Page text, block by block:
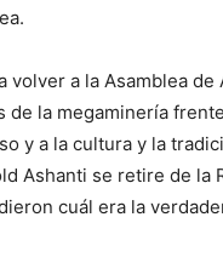
volver a la Asamblea
la megaminería
y a la cultura y la
Ashanti se retire de la
cuál era la